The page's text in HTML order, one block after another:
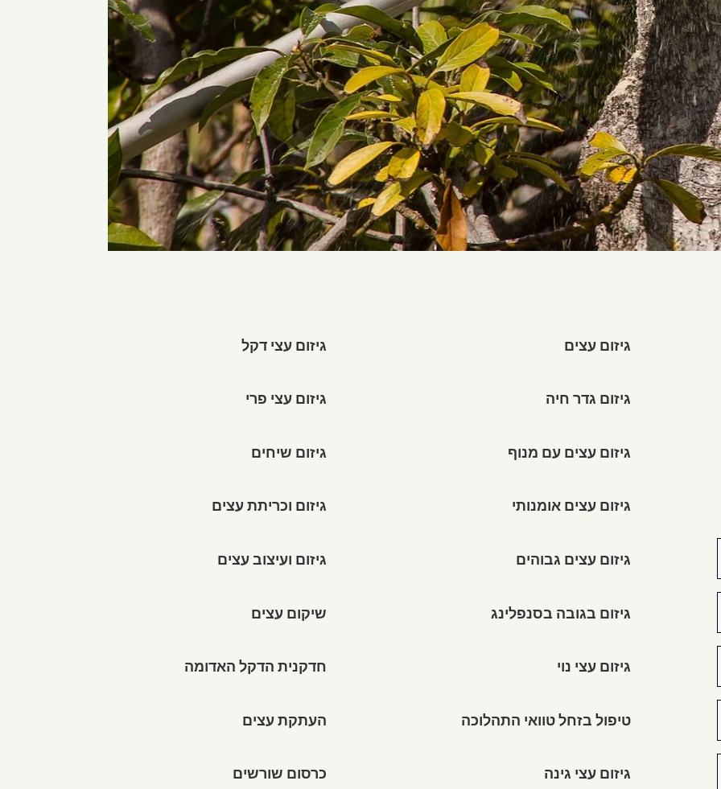
גיזום עצי דקל
גיזום עצי פרי
גיזום שיחים
גיזום וכריתת עצים
גיזום ועיצוב עצים
שיקום עצים
חדקנית הדקל האדומה
העתקת עצים
כרסום שורשים
גיזום עצים
גיזום גדר חיה
גיזום עצים עם מנוף
גיזום עצים אומנותי
גיזום עצים גבוהים
גיזום בגובה בסנפלינג
גיזום עצי נוי
טיפול בזחל טוואי התהלוכה
גיזום עצי גינה